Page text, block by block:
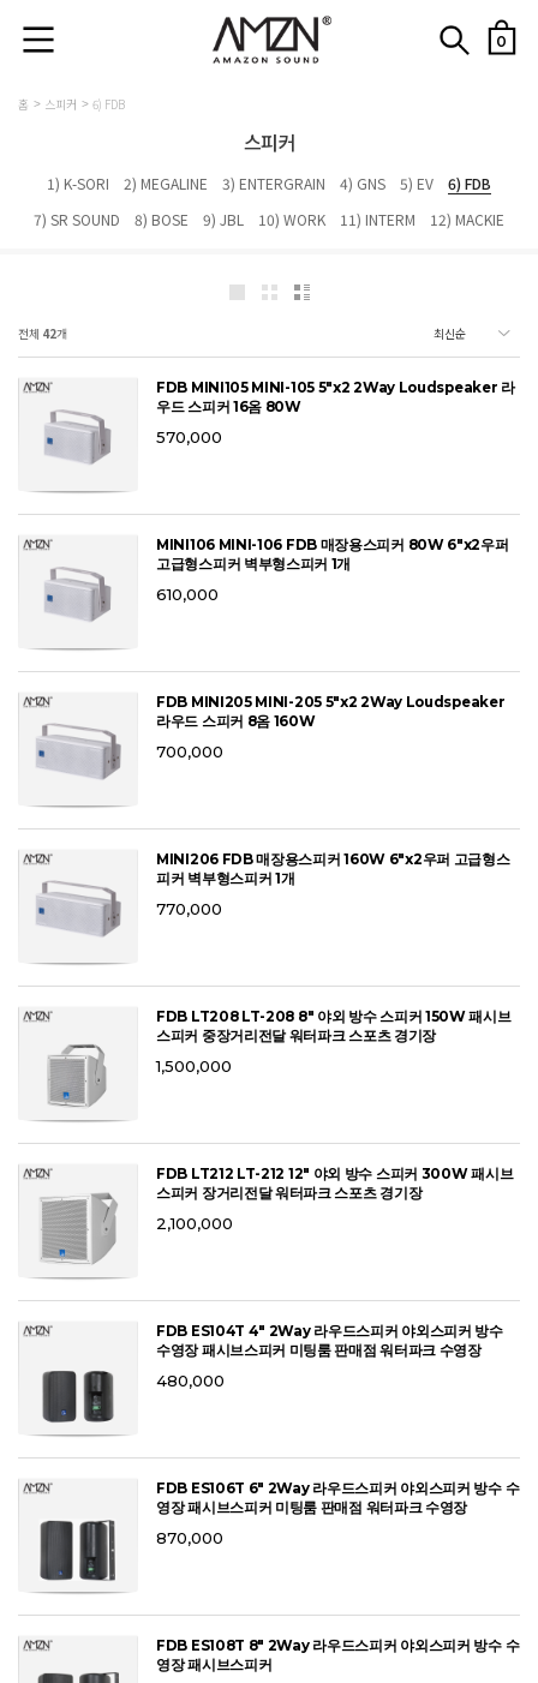
0
홈 스피커 6) FDB
스피커
1) K-SORI 2) MEGALINE 3) ENTERGRAIN 4) GNS 5) EV
6) FDB
7) SR SOUND
8) BOSE 9) JBL 10) WORK 11) INTERM 12) MACKIE
전체 42개
FDB MINI105 MINI-105 5"x2 2Way Loudspeaker 라
우드 스피커 16옴 80W
570,000
MINI106 MINI-106 FDB 매장용스피커 80W 6"x2우퍼
고급형스피커 벽부형스피커 1개
610,000
FDB MINI205 MINI-205 5"x2 2Way Loudspeaker
라우드 스피커 8옴 160W
700,000
MINI206 FDB 매장용스피커 160W 6"x2우퍼 고급형스
피커 벽부형스피커 1개
770,000
FDB LT208 LT-208 8" 야외 방수 스피커 150W 패시브
스피커 중장거리전달 워터파크 스포츠 경기장
1,500,000
FDB LT212 LT-212 12" 야외 방수 스피커 300W 패시브
스피커 장거리전달 워터파크 스포츠 경기장
2,100,000
FDB ES104T 4" 2Way 라우드스피커 야외스피커 방수
수영장 패시브스피커 미팅룸 판매점 워터파크 수영장
480,000
FDB ES106T 6" 2Way 라우드스피커 야외스피커 방수 수
영장 패시브스피커 미팅룸 판매점 워터파크 수영장
870,000
FDB ES108T 8" 2Way 라우드스피커 야외스피커 방수 수
영장 패시브스피커